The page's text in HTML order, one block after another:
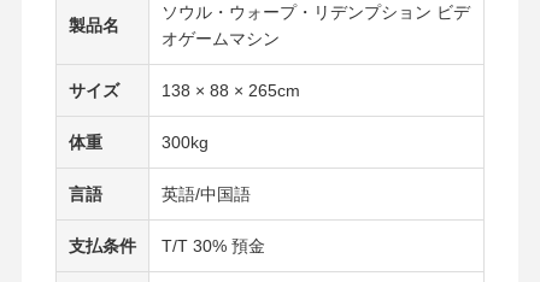
製品名
ソウル・ウォープ・リデンプション ビデ
オゲームマシン
サイズ 138 × 88 × 265cm
体重 300kg
言語 英語/中国語
支払条件 T/T 30% 預金